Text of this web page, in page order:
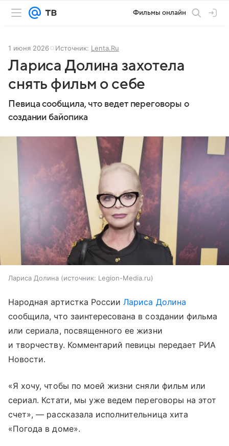
Фильмы онлайн
1 июня 2026 Источник: Lenta.Ru
Лариса Долина захотела
снять фильм о себе
Певица сообщила, что ведет переговоры о
создании байопика
Лариса Долина источник: Legion-Media.ru
Народная артистка РоссииЛариса Долина
сообщила, что заинтересована в создании фильма
или сериала, посвященного ее жизни
и творчеству. Комментарий певицы передает РИА
Новости.
«Я хочу, чтобы по моей жизни сняли фильм или
сериал. Кстати, мы уже ведем переговоры на этот
счет», — рассказала исполнительница хита
«Погода в доме».